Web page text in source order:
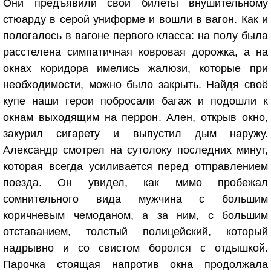
Они предъявили свои билеты внушительному
стюарду в серой униформе и вошли в вагон. Как и
пологалось в вагоне первого класса: на полу была
расстелена симпатичная ковровая дорожка, а на
окнах коридора имелись жалюзи, которые при
необходимости, можно было закрыть. Найдя своё
купе наши герои побросали багаж и подошли к
окнам выходящим на перрон. Ален, открыв окно,
закурил сигарету и выпустил дым наружу.
Александр смотрел на сутолоку последних минут,
которая всегда усиливается перед отправлением
поезда. Он увидел, как мимо пробежал
сомнительного вида мужчина с большим
коричневым чемоданом, а за ним, с большим
отставанием, толстый полицейский, который
надрывно и со свистом боролся с отдышкой.
Парочка стоящая напротив окна продолжала